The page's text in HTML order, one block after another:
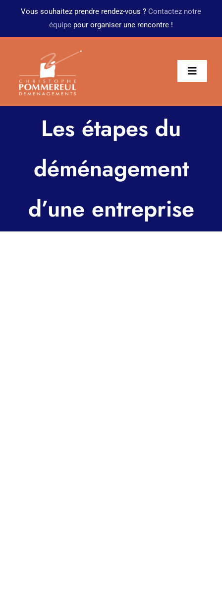
PasserVous souhaitez prendre rendez-vous ? Contactez notre
équipe pour organiser une rencontre !
Présentation
Particuliers
Transfert d’entreprise
Objet d’art
Les étapes du
déménagement
d’une entreprise